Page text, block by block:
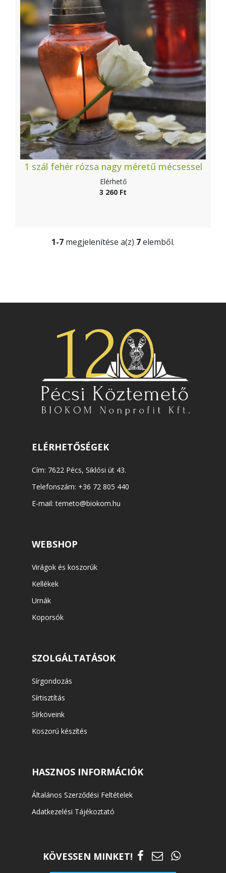
1 szál fehér rózsa nagy méretű mécsessel
Elérhető
3 260 Ft
1-7 megjelenítése a(z) 7elemből.
ELÉRHETŐSÉGEK
Cím: 7622 Pécs, Siklósi út 43.
Telefonszám: +36 72 805 440
E-mail:temeto@biokom.hu
WEBSHOP
Virágok és koszorúk
Kellékek
Urnák
Koporsók
SZOLGÁLTATÁSOK
Sírgondozás
Sírtisztítás
Sírköveink
Koszorú készítés
HASZNOS INFORMÁCIÓK
Általános Szerződési Feltételek
Adatkezelési Tájékoztató
KÖVESSEN MINKET!